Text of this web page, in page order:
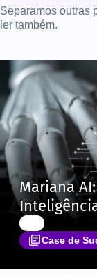
Separamos outras
ler também.
Case de
Mariana